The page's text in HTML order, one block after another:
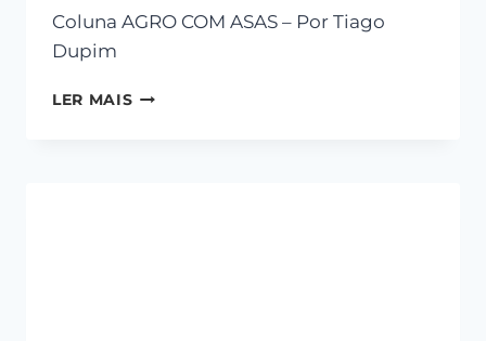
Coluna AGRO COM ASAS – Por Tiago
Dupim
LER MAIS